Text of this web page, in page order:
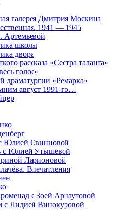
галерея Дмитрия Москина
1941 — 1945
Артемьевой
школы
двора
рассказа «Сестра таланта»
голос»
драматургии «Ремарка»
август 1991-го…
Юлией Свинцовой
с Юлией Утышевой
Ларионовой
Впечатления
с Зоей Арнаутовой
с Лидией Винокуровой